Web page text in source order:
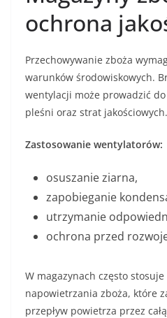
ochrona
Przechowywanie zboża
warunków środowiskowych.
wentylacji może prowadzić
pleśni oraz strat jakościowych.
Zastosowanie wentylatorów:
osuszanie ziarna,
zapobieganie
utrzymanie
ochrona przed
W magazynach często
napowietrzania zboża, które
przepływ powietrza przez